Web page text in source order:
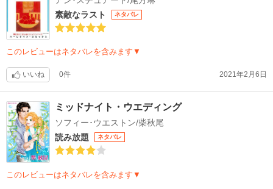
素敵なラスト
ネタバレ
このレビューはネタバレを含みます▼
いいね 0件 2021年2月6日
ミッドナイト・ウエディング
ソフィー･ウエストン/柴秋尾
読み放題
ネタバレ
このレビューはネタバレを含みます▼